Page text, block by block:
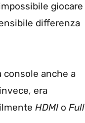
giocare
differenza
anche a
era
HDMI o Full